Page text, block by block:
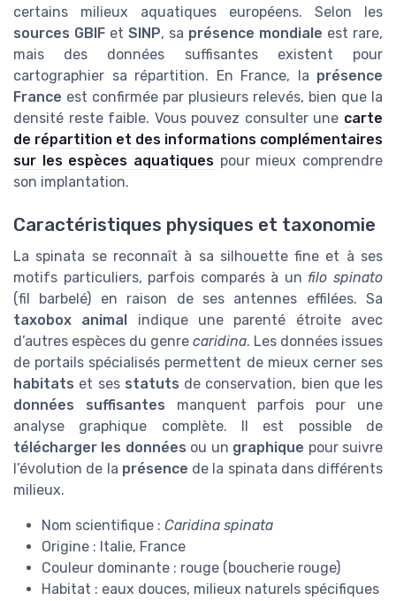
certains milieux aquatiques européens. Selon les
sources GBIF et SINP, sa présence mondiale est rare,
mais des données suffisantes existent pour
cartographier sa répartition. En France, la présence
France est confirmée par plusieurs relevés, bien que la
densité reste faible. Vous pouvez consulter une carte
de répartition et des informations complémentaires
sur les espèces aquatiques pour mieux comprendre
son implantation.
Caractéristiques physiques et taxonomie
La spinata se reconnaît à sa silhouette fine et à ses
motifs particuliers, parfois comparés à un filo spinato
(fil barbelé) en raison de ses antennes effilées. Sa
taxobox animal indique une parenté étroite avec
d’autres espèces du genre caridina. Les données issues
de portails spécialisés permettent de mieux cerner ses
habitats et ses statuts de conservation, bien que les
données suffisantes manquent parfois pour une
analyse graphique complète. Il est possible de
télécharger les données ou un graphique pour suivre
l’évolution de la présence de la spinata dans différents
milieux.
Nom scientifique : Caridina spinata
Origine : Italie, France
Couleur dominante : rouge (boucherie rouge)
Habitat : eaux douces, milieux naturels spécifiques